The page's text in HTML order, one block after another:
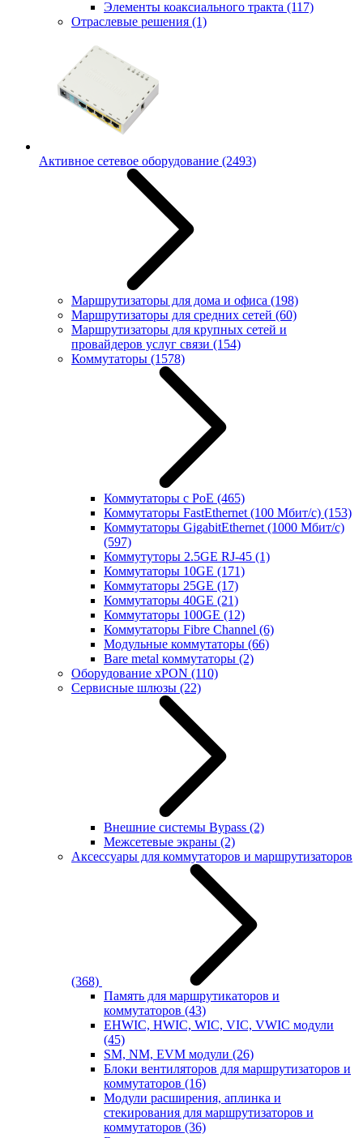
Элементы коаксиального тракта (117)
Отраслевые решения (1)
Активное сетевое оборудование (2493)
Маршрутизаторы для дома и офиса (198)
Маршрутизаторы для средних сетей (60)
Маршрутизаторы для крупных сетей и
провайдеров услуг связи (154)
Коммутаторы (1578)
Коммутаторы с PoE (465)
Коммутаторы FastEthernet (100 Мбит/с) (153)
Коммутаторы GigabitEthernet (1000 Мбит/с)
(597)
Коммутуторы 2.5GE RJ-45 (1)
Коммутаторы 10GE (171)
Коммутаторы 25GE (17)
Коммутаторы 40GE (21)
Коммутаторы 100GE (12)
Коммутаторы Fibre Channel (6)
Модульные коммутаторы (66)
Bare metal коммутаторы (2)
Оборудование xPON (110)
Сервисные шлюзы (22)
Внешние системы Bypass (2)
Межсетевые экраны (2)
Аксессуары для коммутаторов и маршрутизаторов
(368)
Память для маршрутикаторов и
коммутаторов (43)
EHWIC, HWIC, WIC, VIC, VWIC модули
(45)
SM, NM, EVM модули (26)
Блоки вентиляторов для маршрутизаторов и
коммутаторов (16)
Модули расширения, аплинка и
стекирования для маршрутизаторов и
коммутаторов (36)